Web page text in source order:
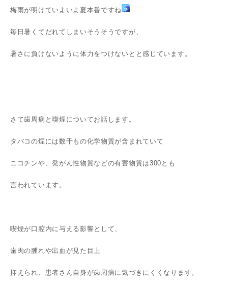
梅雨が明けていよいよ夏本番ですね
毎日暑くてだれてしまいそうそうですが、
暑さに負けないように体力をつけないとと感じています。
さて歯周病と喫煙についてお話します。
タバコの煙には数千もの化学物質が含まれていて
ニコチンや、発がん性物質などの有害物質は300とも
言われています。
喫煙が口腔内に与える影響として、
歯肉の腫れや出血が見た目上
抑えられ、患者さん自身が歯周病に気づきにくくなります。